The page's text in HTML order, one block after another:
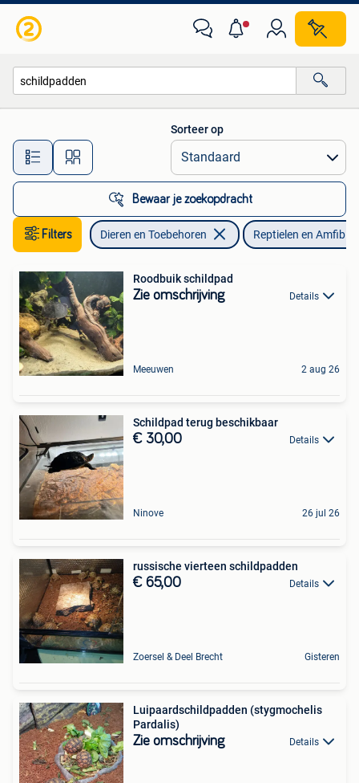
Alle afstanden…
Sorteer op
Bewaar je zoekopdracht
Filters Dieren en Toebehoren Reptielen en
Roodbuik schildpad
Zie omschrijving Details
Meeuwen 2 aug 26
Schildpad terug beschikbaar
€ 30,00 Details
Ninove 26 jul 26
russische vierteen schildpadden
€ 65,00 Details
Zoersel & Deel Brecht Gisteren
Luipaardschildpadden (stygmochelis
Pardalis)
Zie omschrijving Details